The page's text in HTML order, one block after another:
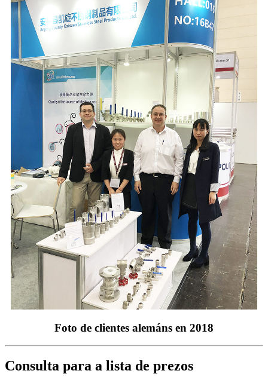
Foto de clientes alemáns en 2018
Consulta para a lista de prezos